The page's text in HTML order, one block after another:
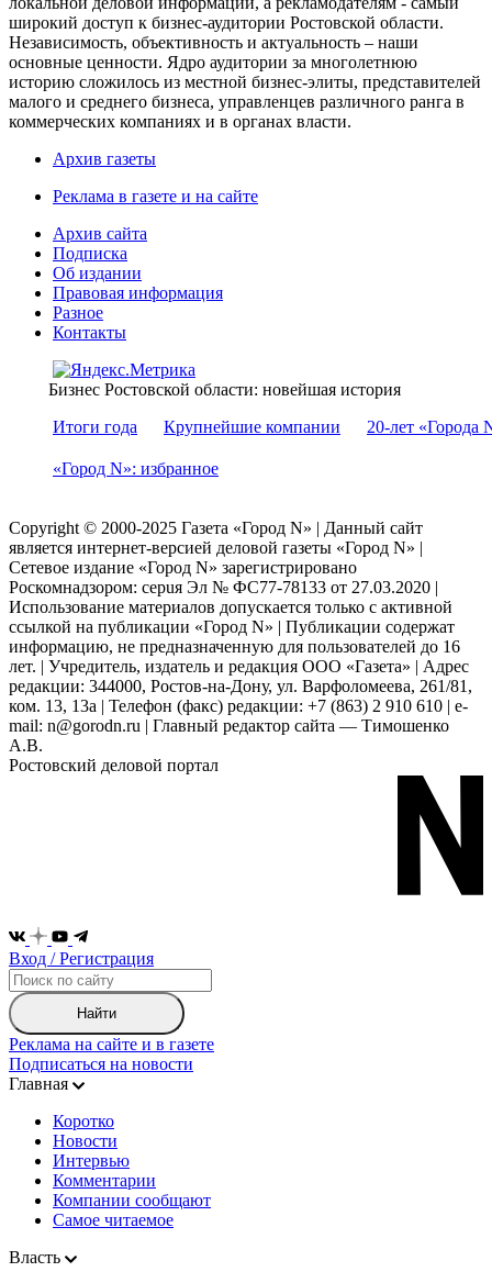
широкий доступ к бизнес-аудитории Ростовской области.
Независимость, объективность и актуальность – наши
основные ценности. Ядро аудитории за многолетнюю
историю сложилось из местной бизнес-элиты, представителей
малого и среднего бизнеса, управленцев различного ранга в
коммерческих компаниях и в органах власти.
Архив газеты
Реклама в газете и на сайте
Архив сайта
Подписка
Об издании
Правовая информация
Разное
Контакты
Бизнес Ростовской области: новейшая история
Итоги года
Крупнейшие компании 20-лет «Города
«Город N»: избранное
Copyright © 2000-2025 Газета «Город N» | Данный сайт
является интернет-версией деловой газеты «Город N» |
Сетевое издание «Город N» зарегистрировано
Роскомнадзором: серuя Эл № ФС77-78133 от 27.03.2020 |
Использование материалов допускается только с активной
ссылкой на публикации «Город N» | Публикации содержат
информацию, не предназначенную для пользователей до 16
лет. | Учредитель, издатель и редакция ООО «Газета» | Адрес
редакции: 344000, Ростов-на-Дону, ул. Варфоломеева, 261/81,
ком. 13, 13а | Телефон (факс) редакции: +7 (863) 2 910 610 | e-
mail: n@gorodn.ru | Главный редактор сайта — Тимошенко
А.В.
Ростовский деловой портал
Вход / Регистрация
Найти
Реклама на сайте и в газете
Подписаться на новости
Главная
Коротко
Новости
Интервью
Комментарии
Компании сообщают
Самое читаемое
Власть